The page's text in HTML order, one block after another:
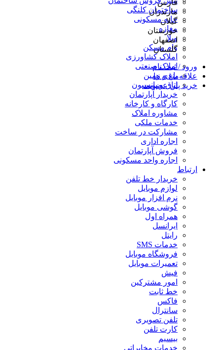
ساختمان کلنگی
خانه مسکونی
مغازه
ویلا
وام مسکن
املاک کشاورزی
املاک صنعتی
باغ و زمین
اتاق و پانسیون
خریدار آپارتمان
کارگاه و کارخانه
مشاوره املاک
خدمات ملکی
مشارکت در ساخت
اجاره اداری
فروش آپارتمان
اجاره واحد مسکونی
ارتباط
خریدار خط تلفن
لوازم موبایل
نرم افزار موبایل
گوشی موبایل
همراه اول
ایرانسل
رایتل
خدمات SMS
فروشگاه موبایل
تعمیرات موبایل
فیش
امور مشترکین
خط ثابت
فاکس
سانترال
تلفن تصویری
کارت تلفن
بیسیم
خدمات مخابراتی
فارس
مازندران
گیلان
خوزستان
اصفهان
گلستان
ورود / ثبت نام
علاقه‌مندی ها
خرید پلن عضویت